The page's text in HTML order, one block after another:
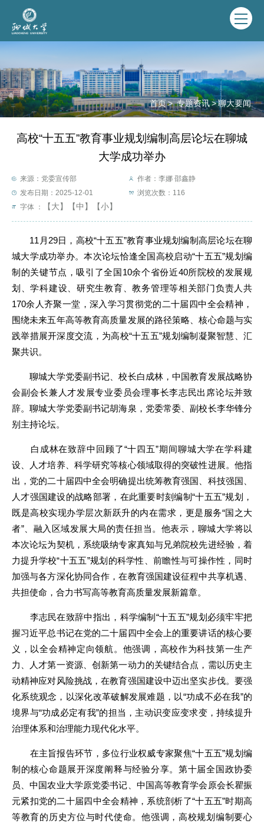
首页 > 专题资讯>聊大要闻
高校“十五五”教育事业规划编制高层论坛在聊城
大学成功举办
来源：党委宣传部
作者：李娜 邵鑫静
发布日期：2025-12-01
浏览次数： 116
字体 ：
【大】 【中】 【小】
11月29日，高校“十五五”教育事业规划编制高层论坛在聊
城大学成功举办。本次论坛恰逢全国高校启动“十五五”规划编
制的关键节点，吸引了全国10余个省份近40所院校的发展规
划、学科建设、研究生教育、教务管理等相关部门负责人共
170余人齐聚一堂，深入学习贯彻党的二十届四中全会精神，
围绕未来五年高等教育高质量发展的路径策略、核心命题与实
践举措展开深度交流，为高校“十五五”规划编制凝聚智慧、汇
聚共识。
聊城大学党委副书记、校长白成林，中国教育发展战略协
会副会长兼人才发展专业委员会理事长李志民出席论坛并致
辞。聊城大学党委副书记胡海泉，党委常委、副校长李华锋分
别主持论坛。
白成林在致辞中回顾了“十四五”期间聊城大学在学科建
设、人才培养、科学研究等核心领域取得的突破性进展。他指
出，党的二十届四中全会明确提出统筹教育强国、科技强国、
人才强国建设的战略部署，在此重要时刻编制“十五五”规划，
既是高校实现办学层次新跃升的内在需求，更是服务“国之大
者”、融入区域发展大局的责任担当。他表示，聊城大学将以
本次论坛为契机，系统吸纳专家真知与兄弟院校先进经验，着
力提升学校“十五五”规划的科学性、前瞻性与可操作性，同时
加强与各方深化协同合作，在教育强国建设征程中共享机遇、
共担使命，合力书写高等教育高质量发展新篇章。
李志民在致辞中指出，科学编制“十五五”规划必须牢牢把
握习近平总书记在党的二十届四中全会上的重要讲话的核心要
义，以全会精神定向领航。他强调，高校作为科技第一生产
力、人才第一资源、创新第一动力的关键结合点，需以历史主
动精神应对风险挑战，在教育强国建设中迈出坚实步伐。要强
化系统观念，以深化改革破解发展难题，以“功成不必在我”的
境界与“功成必定有我”的担当，主动识变应变求变，持续提升
治理体系和治理能力现代化水平。
在主旨报告环节，多位行业权威专家聚焦“十五五”规划编
制的核心命题展开深度阐释与经验分享。第十届全国政协委
员、中国农业大学原党委书记、中国高等教育学会原会长瞿振
元紧扣党的二十届四中全会精神，系统剖析了“十五五”时期高
等教育的历史方位与时代使命。他强调，高校规划编制要心